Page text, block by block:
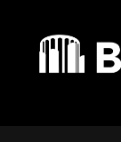
Bocconi